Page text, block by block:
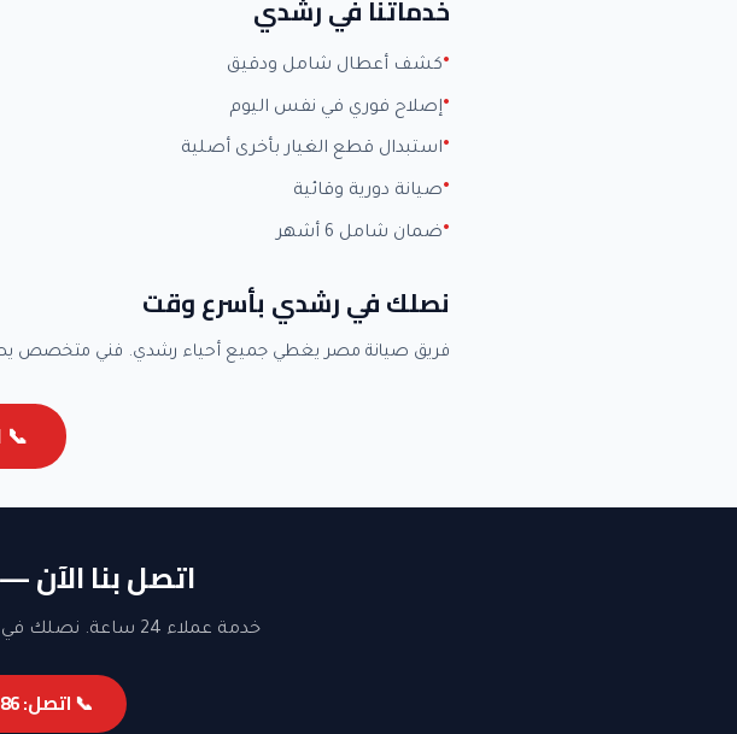
خدماتنا في رشدي
كشف أعطال شامل ودقيق
إصلاح فوري في نفس اليوم
استبدال قطع الغيار بأخرى أصلية
صيانة دورية وقائية
ضمان شامل 6 أشهر
نصلك في رشدي بأسرع وقت
فريق صيانة مصر يغطي جميع أحياء رشدي. فني متخصص
📞
اتصل بنا
خدمة عملاء 24 ساعة. نصلك في القاهرة والجيزة. ضمان شامل على جميع الإصلاحات.
📞 اتصل: 01000069586